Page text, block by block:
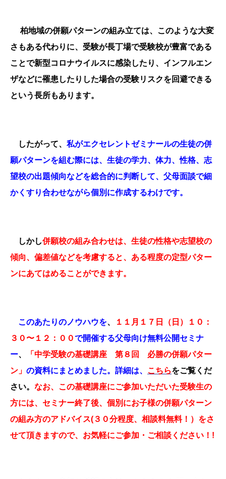
柏地域の併願パターンの組み立ては、このような大変
さもある代わりに、受験が長丁場で受験校が豊富である
ことで新型コロナウイルスに感染したり、インフルエン
ザなどに罹患したりした場合の受験リスクを回避できる
という長所もあります。
したがって、 私がエクセレントゼミナールの生徒の併
願パターンを組む際には、生徒の学力、体力、性格、志
望校の出題傾向などを総合的に判断して、父母面談で細
かくすり合わせながら個別に作成するわけです。
しかし併願校の組み合わせは、生徒の性格や志望校の
傾向、偏差値などを考慮すると、ある程度の定型パター
ンにあてはめることができます。
このあたりのノウハウを、
１１月１７日（日）１０：
３０〜１２：００で開催する父母向け無料公開セミナ
ー、
「中学受験の基礎講座 第８回 必勝の併願パター
ン」 の資料にまとめました。詳細は、 こちらをご覧くだ
さい。 なお、この基礎講座にご参加いただいた受験生の
方には、セミナー終了後、個別にお子様の併願パターン
の組み方のアドバイス( ３０分程度、相談料無料！）をさ
せて頂きますので、お気軽にご参加・ご相談ください！ !